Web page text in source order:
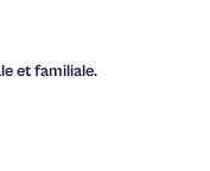
et familiale.